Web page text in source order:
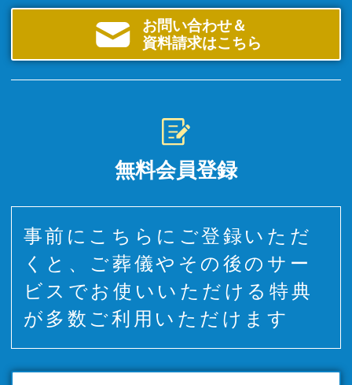
お問い合わせ＆
資料請求はこちら
無料会員登録
事前にこちらにご登録いただ
くと、ご葬儀やその後のサー
ビスでお使いいただける特典
が多数ご利用いただけます